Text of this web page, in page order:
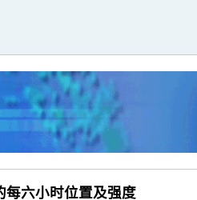
每六小时位置及强度